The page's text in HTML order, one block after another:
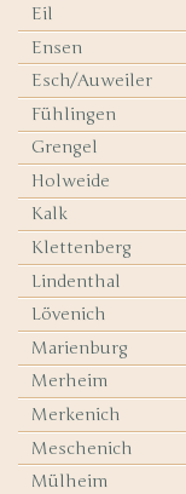
Eil
Ensen
Esch/Auweiler
Fühlingen
Grengel
Holweide
Kalk
Klettenberg
Lindenthal
Lövenich
Marienburg
Merheim
Merkenich
Meschenich
Mülheim